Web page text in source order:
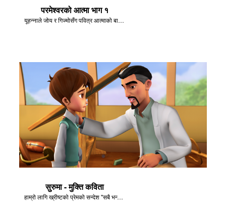
परमेश्वरको आत्मा भाग १
यूहन्नाले जोय र गिज्मोसँग पवित्र आत्माको बारेमा कुरा गर्छन्।
सुरुमा - मुक्ति कविता
हाम्रो लागि ख्रीष्टको प्रेमको सन्देश "सबै भन्दा सुरूमा" बाट नै दृश्यहरूमा सेट गरियो।